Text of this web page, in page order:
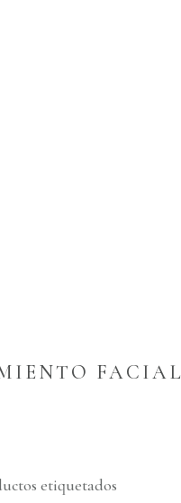
FACIAL
etiquetados